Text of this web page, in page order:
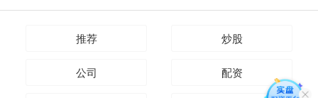
推荐 炒股
公司 配资